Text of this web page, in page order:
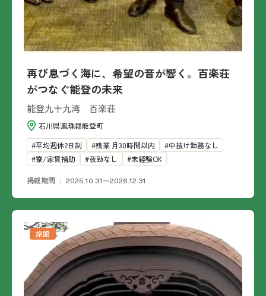
再び息づく海に、希望の音が響く。百楽荘
がつなぐ能登の未来
能登九十九湾 百楽荘
石川県鳳珠郡能登町
平均週休2日制
残業 月30時間以内
中抜け勤務なし
寮/家賃補助
夜勤なし 未経験OK
掲載期間 2025.10.31〜2026.12.31
旅館